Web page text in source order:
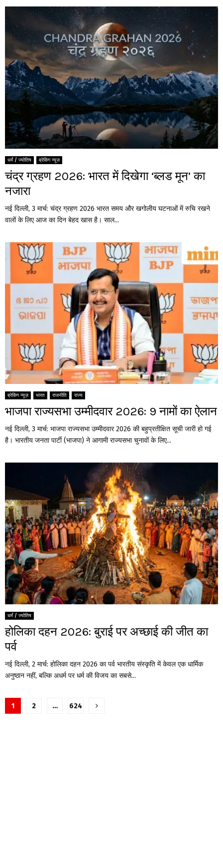
धर्मं / ज्योतिष ब्रेकिंग न्यूज़
चंद्र ग्रहण 2026: भारत में दिखेगा ‘ब्लड मून’ का
नजारा
नई दिल्ली, 3 मार्च: चंद्र ग्रहण 2026 भारत समय और खगोलीय घटनाओं में रुचि रखने
वालों के लिए आज का दिन बेहद खास है। साल...
ब्रेकिंग न्यूज़ भारत राजनीति राज्य
भाजपा राज्यसभा उम्मीदवार 2026: 9 नामों का ऐलान
नई दिल्ली, 3 मार्च: भाजपा राज्यसभा उम्मीदवार 2026 की बहुप्रतीक्षित सूची जारी हो गई
है। भारतीय जनता पार्टी (भाजपा) ने आगामी राज्यसभा चुनावों के लिए...
धर्मं / ज्योतिष
होलिका दहन 2026: बुराई पर अच्छाई की जीत का
पर्व
नई दिल्ली, 2 मार्च: होलिका दहन 2026 का पर्व भारतीय संस्कृति में केवल एक धार्मिक
अनुष्ठान नहीं, बल्कि अधर्म पर धर्म की विजय का सबसे...
Posts
1 2 … 624